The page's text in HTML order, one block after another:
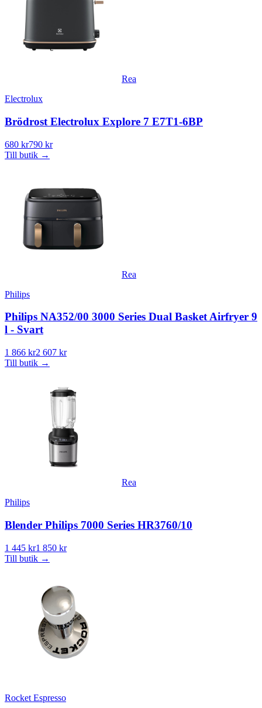
Rea
Electrolux
Brödrost Electrolux Explore 7 E7T1-6BP
680 kr790 kr
Till butik →
Rea
Philips
Philips NA352/00 3000 Series Dual Basket Airfryer 9
l - Svart
1 866 kr2 607 kr
Till butik →
Rea
Philips
Blender Philips 7000 Series HR3760/10
1 445 kr1 850 kr
Till butik →
Rocket Espresso